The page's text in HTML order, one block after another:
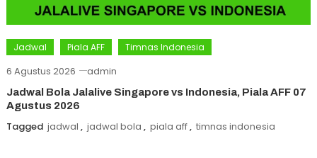
Jadwal Piala AFF Timnas Indonesia
6 Agustus 2026 admin
Jadwal Bola Jalalive Singapore vs Indonesia, Piala AFF 07
Agustus 2026
Tagged jadwal , jadwal bola , piala aff, timnas indonesia